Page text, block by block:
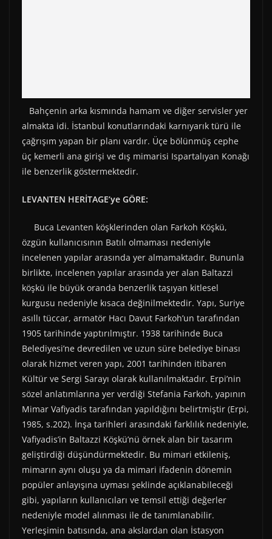
Bahçenin arka kısmında hamam ve diğer servisler yer
almakta idi. İstanbul konutlarındaki karnıyarık türü ile
çağrışım yapan bir planı vardır. Üçe bölünmüş cephe
üç kemerli ana girişi ve dış mimarisi Ispartalıyan Konağı
ile benzerlik göstermektedir.
LEVANTEN HERİTAGE’ye GÖRE:
Buca Levanten köşklerinden olan Farkoh Köşkü,
özgün kullanıcısının Batılı olmaması nedeniyle
incelenen yapılar arasında yer almamaktadır. Bununla
birlikte, incelenen yapılar arasında yer alan Baltazzi
köşkü ile büyük oranda benzerlik taşıyan kitlesel
kurgusu nedeniyle kısaca değinilmektedir. Yapı, Suriye
asıllı tüccar, armatör Hacı Davut Farkoh’un tarafından
1905 tarihinde yaptırılmıştır. 1938 tarihinde Buca
Belediyesi’ne devredilen ve uzun süre belediye binası
olarak hizmet veren yapı, 2001 tarihinden itibaren
Kültür ve Sergi Sarayı olarak kullanılmaktadır. Erpi’nin
sözel anlatımlarına yer verdiği Stefania Farkoh, yapının
Mimar Vafiyadis tarafından yapıldığını belirtmiştir (Erpi,
1985, s.202). İnşa tarihleri arasındaki farklılık nedeniyle,
Vafiyadis’in Baltazzi Köşkü’nü örnek alan bir tasarım
geliştirdiği düşündürmektedir. Bu mimari etkileniş,
mimarın aynı oluşu ya da mimari ifadenin dönemin
popüler anlayışına uyması şeklinde açıklanabileceği
gibi, yapıların kullanıcıları ve temsil ettiği değerler
nedeniyle model alınması ile de tanımlanabilir.
Yerleşimin batısında, ana akslardan olan İstasyon